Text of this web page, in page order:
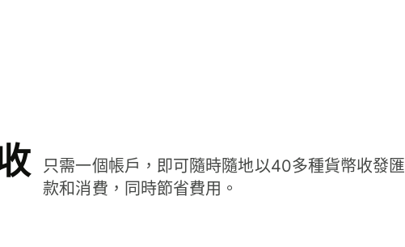
只需一個帳戶，即可隨時隨地以40多種貨幣收發匯
款和消費，同時節省費用。